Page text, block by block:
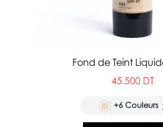
Fond de Teint
45.500 DT
+6 Couleurs